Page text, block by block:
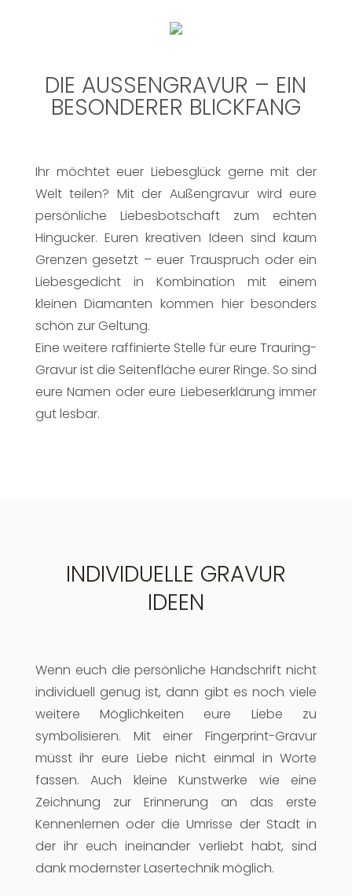
DIE AUSSENGRAVUR – EIN
BESONDERER BLICKFANG
Ihr möchtet euer Liebesglück gerne mit der
Welt teilen? Mit der Außengravur wird eure
persönliche Liebesbotschaft zum echten
Hingucker. Euren kreativen Ideen sind kaum
Grenzen gesetzt – euer Trauspruch oder ein
Liebesgedicht in Kombination mit einem
kleinen Diamanten kommen hier besonders
schön zur Geltung.
Eine weitere raffinierte Stelle für eure Trauring-
Gravur ist die Seitenfläche eurer Ringe. So sind
eure Namen oder eure Liebeserklärung immer
gut lesbar.
INDIVIDUELLE GRAVUR
IDEEN
Wenn euch die persönliche Handschrift nicht
individuell genug ist, dann gibt es noch viele
weitere Möglichkeiten eure Liebe zu
symbolisieren. Mit einer Fingerprint-Gravur
müsst ihr eure Liebe nicht einmal in Worte
fassen. Auch kleine Kunstwerke wie eine
Zeichnung zur Erinnerung an das erste
Kennenlernen oder die Umrisse der Stadt in
der ihr euch ineinander verliebt habt, sind
dank modernster Lasertechnik möglich.